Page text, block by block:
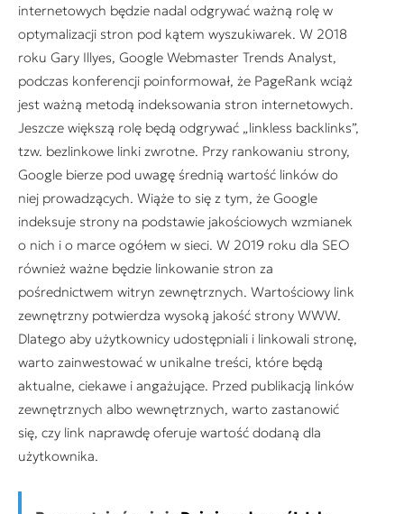
internetowych będzie nadal odgrywać ważną rolę w
optymalizacji stron pod kątem wyszukiwarek. W 2018
roku Gary Illyes, Google Webmaster Trends Analyst,
podczas konferencji poinformował, że PageRank wciąż
jest ważną metodą indeksowania stron internetowych.
Jeszcze większą rolę będą odgrywać „linkless backlinks”,
tzw. bezlinkowe linki zwrotne. Przy rankowaniu strony,
Google bierze pod uwagę średnią wartość linków do
niej prowadzących. Wiąże to się z tym, że Google
indeksuje strony na podstawie jakościowych wzmianek
o nich i o marce ogółem w sieci. W 2019 roku dla SEO
również ważne będzie linkowanie stron za
pośrednictwem witryn zewnętrznych. Wartościowy link
zewnętrzny potwierdza wysoką jakość strony WWW.
Dlatego aby użytkownicy udostępniali i linkowali stronę,
warto zainwestować w unikalne treści, które będą
aktualne, ciekawe i angażujące. Przed publikacją linków
zewnętrznych albo wewnętrznych, warto zastanowić
się, czy link naprawdę oferuje wartość dodaną dla
użytkownika.